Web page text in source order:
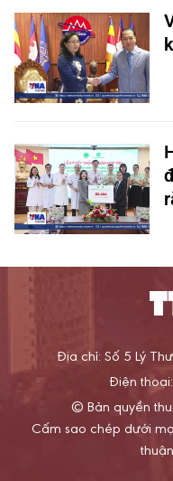
Địa chỉ: Số 5 Lý
Điện
© Bản quyền
Cấm sao chép dưới